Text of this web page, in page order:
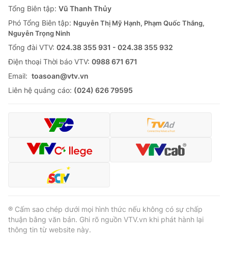
Tổng Biên tập: Vũ Thanh Thủy
Phó Tổng Biên tập: Nguyễn Thị Mỹ Hạnh, Phạm Quốc Thắng,
Nguyễn Trọng Ninh
Tổng đài VTV: 024.38 355 931 - 024.38 355 932
Ðiện thoại Thời báo VTV: 0988 671 671
Email: toasoan@vtv.vn
Liên hệ quảng cáo: (024) 626 79595
® Cấm sao chép dưới mọi hình thức nếu không có sự chấp
thuận bằng văn bản. Ghi rõ nguồn VTV.vn khi phát hành lại
thông tin từ website này.